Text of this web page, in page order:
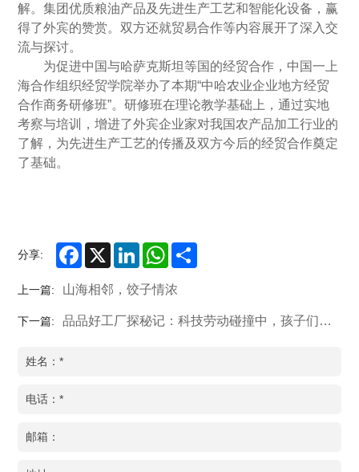
解。集团优质粮油产品及先进生产工艺和智能化设备，赢
得了外宾的赞赏。双方还就贸易合作等内容展开了深入交
流与探讨。
为促进中国与哈萨克斯坦等国的经贸合作，中国一上
海合作组织经贸学院举办了本期“中哈农业企业地方经贸
合作商务研修班”。研修班在理论教学基础上，通过实地
考察与培训，增进了外宾企业家对我国农产品加工行业的
了解，为先进生产工艺的传播及双方今后的经贸合作奠定
了基础。
分享: Facebook
X LinkedInWhatsApp
上一篇: 山海相邻，饺子情浓
下一篇: 品品好工厂探秘记：科技劳动碰撞中，孩子们收获成长惊喜！